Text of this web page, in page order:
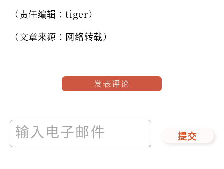
（责任编辑：tiger）
（文章来源：网络转载）
发表评论
提交